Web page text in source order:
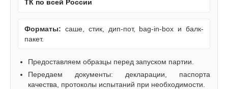
ТК по всей России
Форматы: саше, стик, дип-пот, bag-in-box и балк-
пакет.
Предоставляем образцы перед запуском партии.
Передаем документы: декларации, паспорта
качества, протоколы испытаний при необходимости.